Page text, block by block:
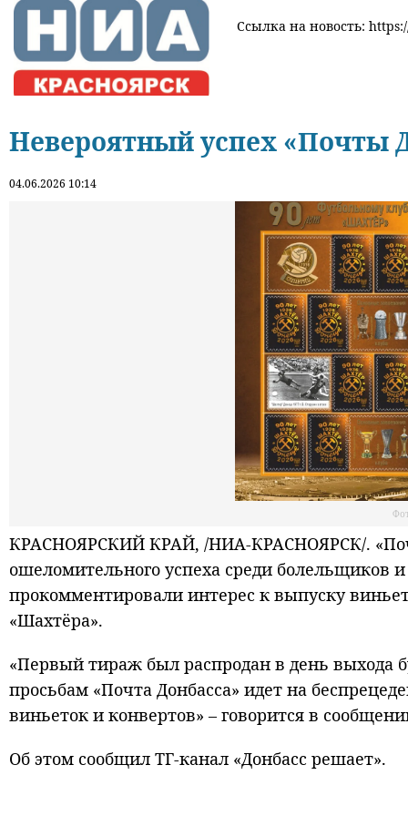
Ссылка на новость:
Невероятный успех «Почты
04.06.2026 10:14
КРАСНОЯРСКИЙ КРАЙ, /НИА-КРАСНОЯРСК/.
ошеломительного успеха среди болельщиков
прокомментировали интерес к выпуску
«Шахтёра».
«Первый тираж был распродан в день выхода
просьбам «Почта Донбасса» идет на
виньеток и конвертов» – говорится в
Об этом сообщил ТГ-канал «Донбасс решает».